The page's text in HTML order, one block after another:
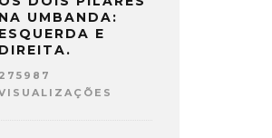
NA UMBANDA:
ESQUERDA E
DIREITA.
275987